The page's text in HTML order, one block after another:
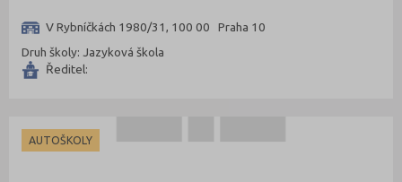
V Rybníčkách 1980/31, 100 00 Praha 10
Druh školy: Jazyková škola
Ředitel:
AUTOŠKOLY